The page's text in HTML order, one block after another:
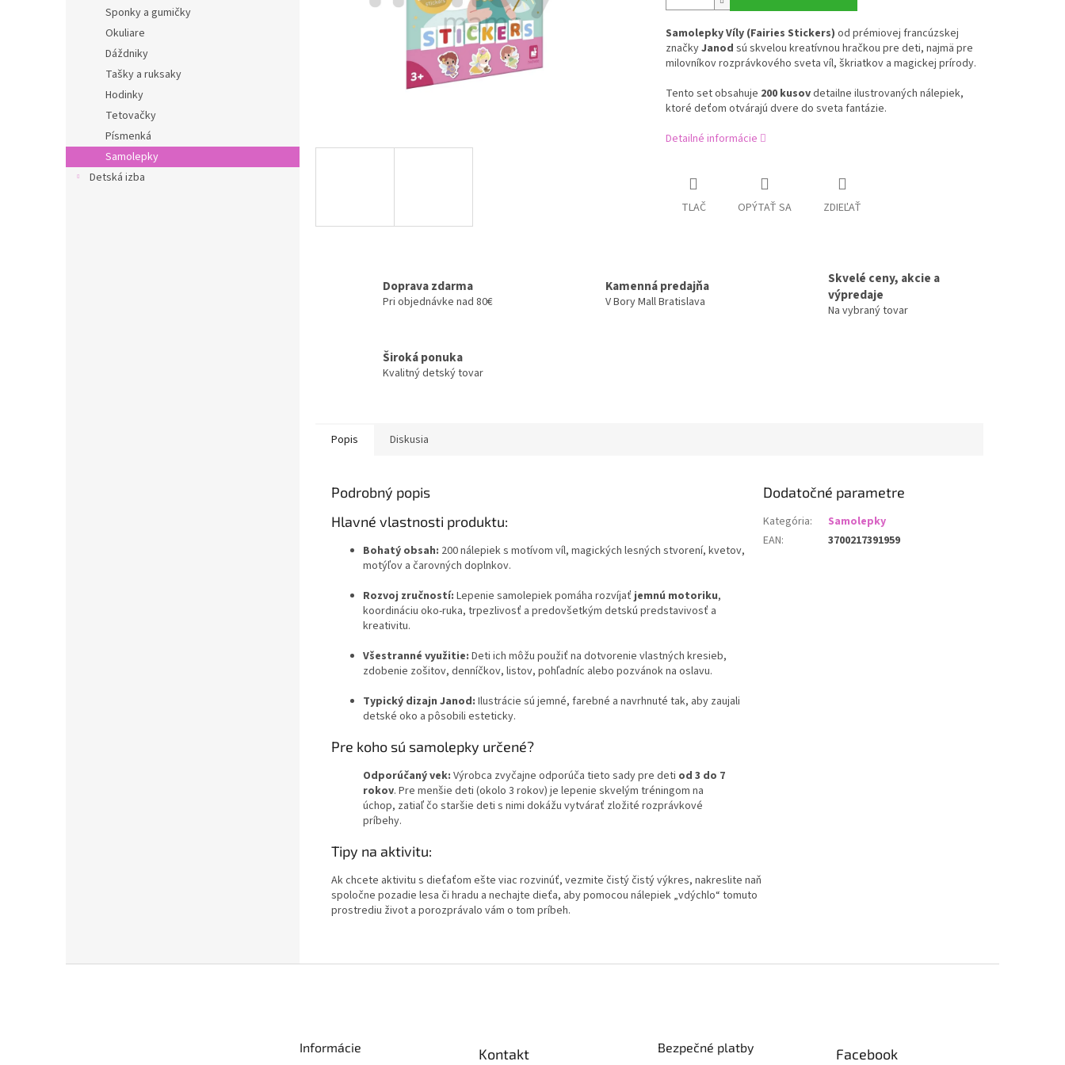
Sponky a gumičky
Okuliare
Dáždniky
Tašky a ruksaky
Hodinky
Tetovačky
Písmenká
Samolepky
Detská izba
Samolepky Víly (Fairies Stickers) od prémiovej francúzskej
značkyJanod sú skvelou kreatívnou hračkou pre deti, najmä pre
milovníkov rozprávkového sveta víl, škriatkov a magickej prírody.
Tento set obsahuje 200 kusovdetailne ilustrovaných nálepiek,
ktoré deťom otvárajú dvere do sveta fantázie.
Detailné informácie
TLAČ OPÝTAŤ SA ZDIEĽAŤ
Doprava zdarma
Pri objednávke nad 80€
Kamenná predajňa
V Bory Mall Bratislava
Skvelé ceny, akcie a
výpredaje
Na vybraný tovar
Široká ponuka
Kvalitný detský tovar
Popis Diskusia
Podrobný popis
Hlavné vlastnosti produktu:
Bohatý obsah: 200 nálepiek s motívom víl, magických lesných stvorení, kvetov,
motýľov a čarovných doplnkov.
Rozvoj zručností: Lepenie samolepiek pomáha rozvíjať jemnú motoriku,
koordináciu oko-ruka, trpezlivosť a predovšetkým detskú predstavivosť a
kreativitu.
Všestranné využitie: Deti ich môžu použiť na dotvorenie vlastných kresieb,
zdobenie zošitov, denníčkov, listov, pohľadníc alebo pozvánok na oslavu.
Typický dizajn Janod: Ilustrácie sú jemné, farebné a navrhnuté tak, aby zaujali
detské oko a pôsobili esteticky.
Pre koho sú samolepky určené?
Odporúčaný vek: Výrobca zvyčajne odporúča tieto sady pre deti od 3 do 7
rokov. Pre menšie deti (okolo 3 rokov) je lepenie skvelým tréningom na
úchop, zatiaľ čo staršie deti s nimi dokážu vytvárať zložité rozprávkové
príbehy.
Tipy na aktivitu:
Ak chcete aktivitu s dieťaťom ešte viac rozvinúť, vezmite čistý čistý výkres, nakreslite naň
spoločne pozadie lesa či hradu a nechajte dieťa, aby pomocou nálepiek „vdýchlo“ tomuto
prostrediu život a porozprávalo vám o tom príbeh.
Dodatočné parametre
Kategória:
Samolepky
EAN: 3700217391959
Informácie Kontakt Bezpečné platby Facebook